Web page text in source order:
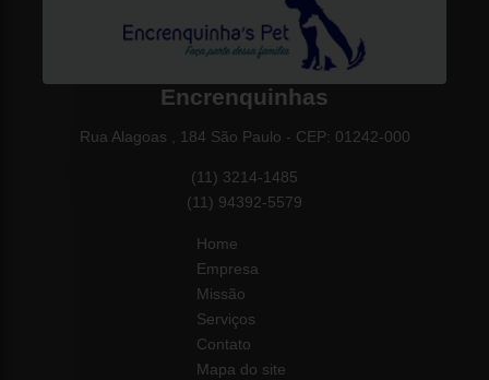
Encrenquinhas
Rua Alagoas , 184 São Paulo - CEP: 01242-000
(11) 3214-1485
(11) 94392-5579
Home
Empresa
Missão
Serviços
Contato
Mapa do site